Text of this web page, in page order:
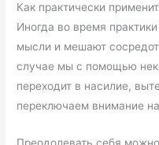
Как практически
Иногда во время
мысли и мешают
случае мы с помощью
переходит в насилие,
переключаем внимание